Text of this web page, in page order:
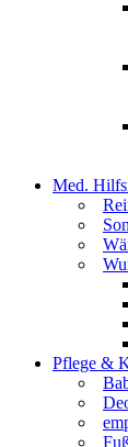
Med.
Pflege &